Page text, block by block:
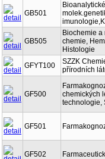
GB501
GB505
Biochemie
chemie,
Histologie
GFYT100
SZZK
přírodních
GF500
chemických
technologie,
GF501
GF502